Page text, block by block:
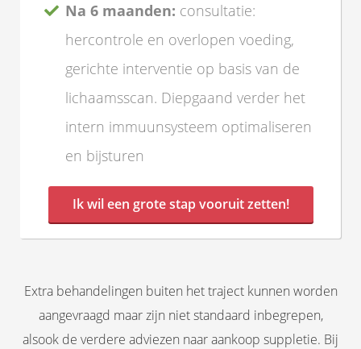
Na 6 maanden: consultatie:
hercontrole en overlopen voeding,
gerichte interventie op basis van de
lichaamsscan. Diepgaand verder het
intern immuunsysteem optimaliseren
en bijsturen
Ik wil een grote stap vooruit zetten!
Extra behandelingen buiten het traject kunnen worden
aangevraagd maar zijn niet standaard inbegrepen,
alsook de verdere adviezen naar aankoop suppletie. Bij